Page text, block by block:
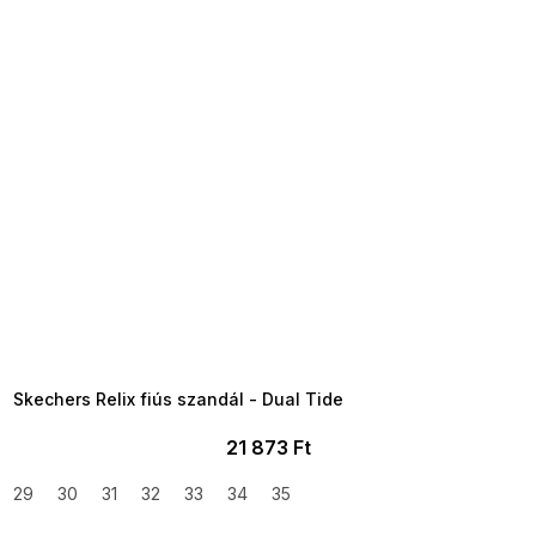
Skechers Relix fiús szandál - Dual Tide
21 873 Ft
29 30 31 32 33 34 35